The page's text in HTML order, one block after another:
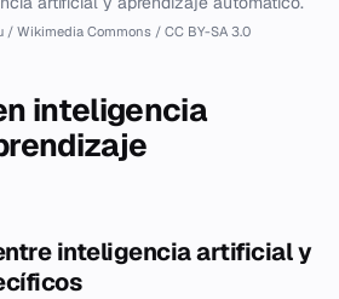
/ Wikimedia Commons / CC BY-SA 3.0
inteligencia
inteligencia artificial y